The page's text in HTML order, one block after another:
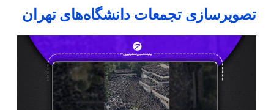
تصویرسازی تجمعات دانشگاه‌های تهران